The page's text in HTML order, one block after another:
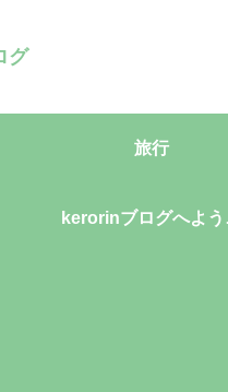
グ
旅行
kerorinブログへよう